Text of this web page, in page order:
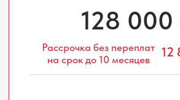
организации
коучинг карьерных кризисов
executive-коучинг
Дополнительная демосессия
«Перемещение с одной планеты на